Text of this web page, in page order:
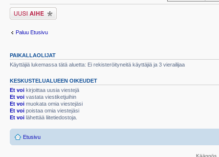
Lähetä uusi viesti
Paluu Etusivu
PAIKALLAOLIJAT
Käyttäjiä lukemassa tätä aluetta: Ei rekisteröityneitä käyttäjiä ja 3 vierailijaa
KESKUSTELUALUEEN OIKEUDET
Et voi kirjoittaa uusia viestejä
Et voi vastata viestiketjuihin
Et voi muokata omia viestejäsi
Et voi poistaa omia viestejäsi
Et voi lähettää liitetiedostoja.
Etusivu